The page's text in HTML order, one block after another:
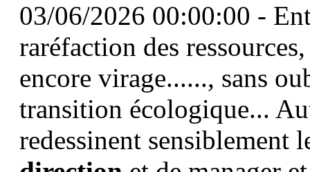
03/06/2026 00:00:00 -
raréfaction des
encore virage......, sans
transition écologique...
redessinent sensiblement